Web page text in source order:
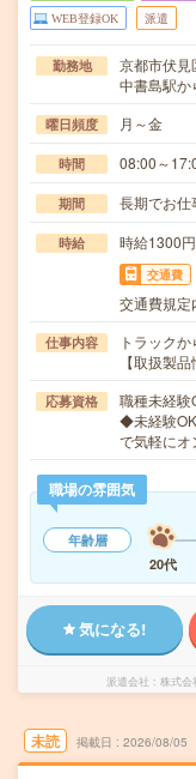
WEB登録OK 派遣
勤務地
京都市伏見
中書島駅
曜日頻度 月～金
時間 08:00～
期間 長期でお仕
時給 時給1300円
交通費
交通費規定
仕事内容
トラック
【取扱製
応募資格
職種未経験
◆未経験
で気軽に
職場の雰囲気
年齢層
20代
気になる!
派遣会社 株式会
未読 掲載日 2026/08/05